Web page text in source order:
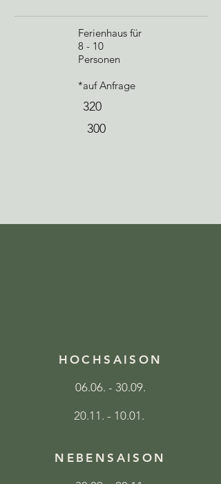
Ferienhaus für
8 - 10
Personen
*auf Anfrage
320
300
HOCHSAISON
06.06. - 30.09.
20.11. - 10.01 .
NEBENSAISON